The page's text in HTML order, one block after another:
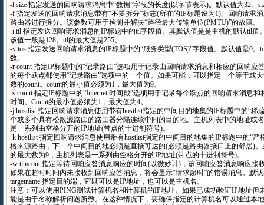
-l size 指定发送的回响请求消息中“数据”字段的长度(以字节表示)。默认值为32。
-f 指定发送的回响请求消息带有“不要拆分”标志(所在的IP标题设为1)。回响请求
路由器进行拆分。该参数可用于检测并解决“路径最大传输单位(PMTU)”的故障。
-i ttl 指定发送回响请求消息的IP标题中的ttl字段值。其默认值是是主机的默认ttl值
该值一般是128。ttl的最大值是255。
-v tos 指定发送回响请求消息的IP标题中的“服务类型(TOS)”字段值。默认值是0。
数。
-r count 指定IP标题中的“记录路由”选项用于记录由回响请求消息和相应的回响应
的每个跃点都使用“记录路由”选项中的一个值。如果可能，可以指定一个等于或
数的count。count的最小值必须为1，最大值为9。
-s count 指定IP标题中的“Internet 时间戳”选项用于记录每个跃点的回响请求消息
时间。Count的最小值必须为1，最大值为4。
-j hostlist 指定回响请求消息使用带有hostlist指定的中间目的地集的IP标题中的“稀
个或多个具有松散源路由的路由器分隔连续中间的目的地。主机列表中的地址或
是一系列由空格分开的IP地址(带点的十进制符号)。
-k hostlist 指定回响请求消息使用带有hostlist指定的中间目的地集的IP标题中的“严
格来源路由，下一个中间目的地必须是直接可达的(必须是路由器接口上的邻居)
的最大数为9，主机列表是一系列由空格分开的IP地址(带点的十进制符号)。
-w timeout 指定等待回响应答消息响应的时间(以微妙计)，该回响应答消息响应接
如果在超时时间内未接收到回响应答消息，将会显示“请求超时”的错误消息。默
targetname 指定目的端，它既可以是IP地址，也可以是主机名。
注意：可以使用PING测试计算机名和计算机的IP地址。如果已成功验证IP地址但
能是由于名称解析问题所致。在这种情况下，要确保指定的计算机名可以通过本